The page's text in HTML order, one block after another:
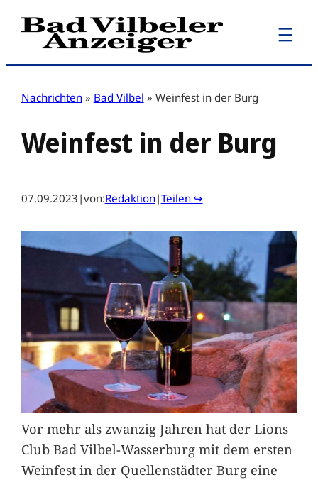
Zum
Inhalt
Nachrichten » Bad Vilbel » Weinfest in der Burg
Weinfest in der Burg
07.09.2023 |von:Redaktion|Teilen ↪
Vor mehr als zwanzig Jahren hat der Lions
Club Bad Vilbel-Wasserburg mit dem ersten
Weinfest in der Quellenstädter Burg eine